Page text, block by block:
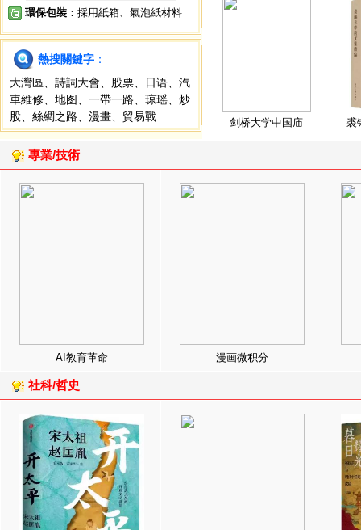
環保包裝 ：採用紙箱、氣泡紙材料
熱搜關鍵字 ：
大灣區
詩詞大會 股票 日语
汽
車維修
地图 一帶一路 琼瑶
炒
股
絲綢之路 漫畫 貿易戰 剑桥大学中国庙 裘
專業/技術
AI教育革命 漫画微积分
社科/哲史